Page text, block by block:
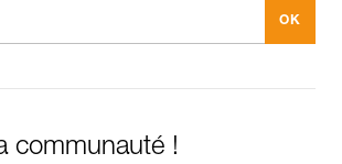
communauté !